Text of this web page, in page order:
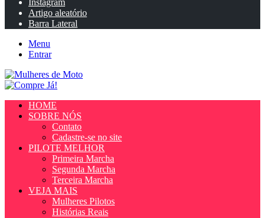
Instagram
Artigo aleatório
Barra Lateral
Menu
Entrar
HOME
SOBRE NÓS
Contato
Cadastre-se no site
PILOTE MELHOR
Primeira Marcha
Segunda Marcha
Terceira Marcha
VEJA MAIS
Mulheres Pilotos
Histórias Reais